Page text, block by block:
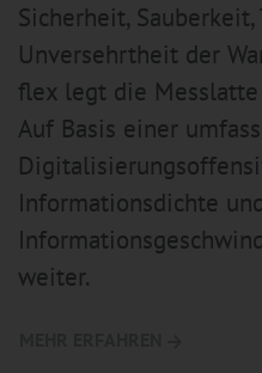
Sicherheit, Sauberkeit,
Unversehrtheit der
flex legt die
Auf Basis einer
Informationsdichte
weiter.